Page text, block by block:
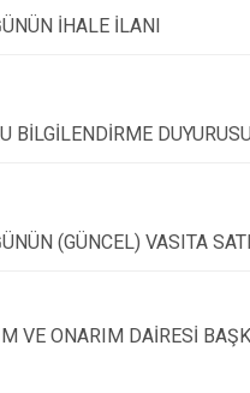
İlkadım
İHALE İLANI
BİLGİLENDİRME
(GÜNCEL) VASITA
VE ONARIM DAİRESİ